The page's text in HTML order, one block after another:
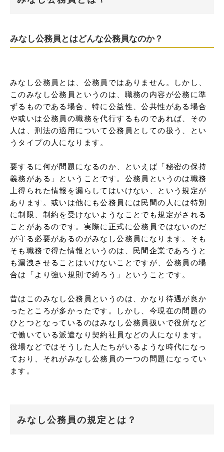
みなし公務員とはどんな公務員なのか？
みなし公務員とは、公務員ではありません。しかし、
このみなし公務員というのは、職務の内容が公務に準
ずるものである場合、特に公益性、公共性がある場合
や或いは公務員の職務を代行するものであれば、その
人は、刑法の適用について公務員としての扱う、とい
うタイプの人になります。
要するに何が問題になるのか、といえば「秘密の保持
義務がある」ということです。公務員というのは職務
上得られた情報を漏らしてはいけない、という規定が
あります。或いは他にも公務員には民間の人には特別
に制限、制約を受けないようなことでも規定がされる
ことがあるのです。実際に正式に公務員ではないのだ
が守る必要があるのがみなし公務員になります。そも
そも職務で得た情報というのは、民間企業であろうと
も漏洩させることはいけないことですが、公務員の場
合は「より強い規則で縛ろう」ということです。
昔はこのみなし公務員というのは、かなり待遇が良か
ったところが多かったです。しかし、今現在の問題の
ひとつとなっているのはみなし公務員扱いで役所など
で働いている派遣なり契約社員などの人になります。
役場などではそうした人たちがいるような時代になっ
ており、それがみなし公務員の一つの問題になってい
ます。
みなし公務員の規定とは？